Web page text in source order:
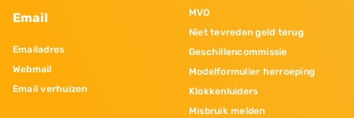
Email
Emailadres
Webmail
Email verhuizen
MVO
Niet tevreden geld terug
Geschillencommissie
Modelformulier herroeping
Klokkenluiders
Misbruik melden